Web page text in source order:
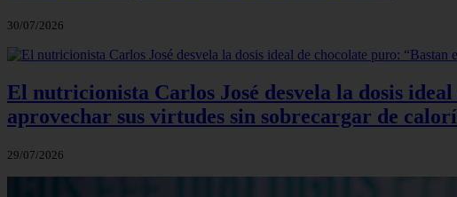
30/07/2026
El nutricionista Carlos José desvela la dosis
aprovechar sus virtudes sin sobrecargar de
29/07/2026